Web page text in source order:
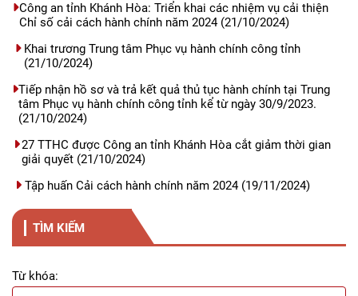
Công an tỉnh Khánh Hòa: Triển khai các nhiệm vụ cải thiện
Chỉ số cải cách hành chính năm 2024(21/10/2024)
Khai trương Trung tâm Phục vụ hành chính công tỉnh
(21/10/2024)
Tiếp nhận hồ sơ và trả kết quả thủ tục hành chính tại Trung
tâm Phục vụ hành chính công tỉnh kể từ ngày 30/9/2023.
(21/10/2024)
27 TTHC được Công an tỉnh Khánh Hòa cắt giảm thời gian
giải quyết(21/10/2024)
Tập huấn Cải cách hành chính năm 2024(19/11/2024)
TÌM KIẾM
Từ khóa: